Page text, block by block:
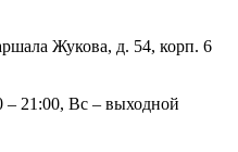
Жукова, д. 54, корп. 6
21:00, Вс – выходной